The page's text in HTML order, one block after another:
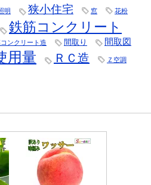
明 狭小住宅 窓 花粉
鉄筋コンクリート
ンクリート造 間取り 間取図
用量 ＲＣ造 Ｚ空調